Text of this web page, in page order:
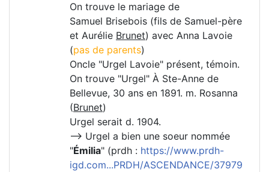
On trouve le mariage de
Samuel Brisebois (fils de Samuel-père
et Aurélie Brunet) avec Anna Lavoie
(pas de parents)
Oncle "Urgel Lavoie" présent, témoin.
On trouve "Urgel" À Ste-Anne de
Bellevue, 30 ans en 1891. m. Rosanna
(Brunet)
Urgel serait d. 1904.
--> Urgel a bien une soeur nommée
"Émilia" (prdh : https://www.prdh-
igd.com...PRDH/ASCENDANCE/37979